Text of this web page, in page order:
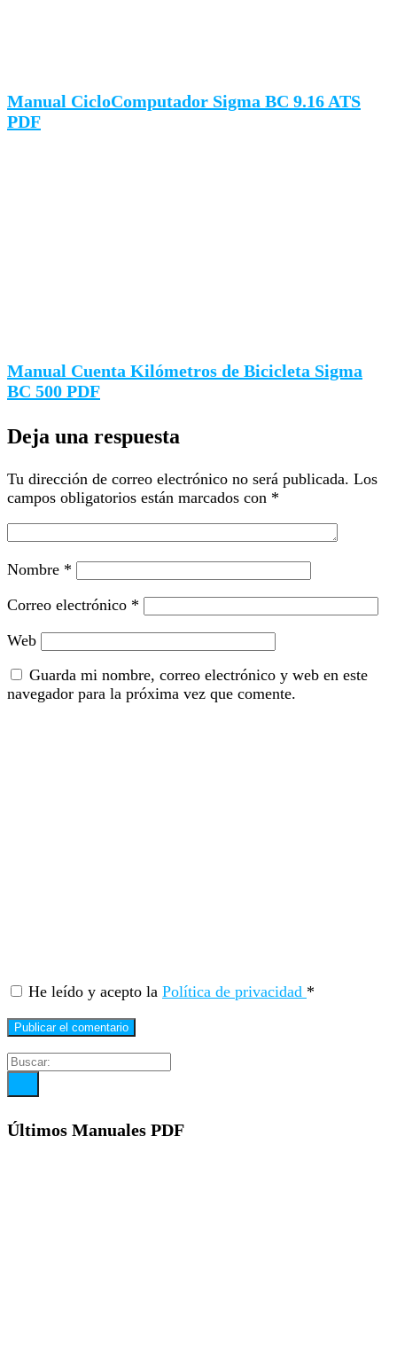
Manual CicloComputador Sigma BC 9.16 ATS
PDF
Manual Cuenta Kilómetros de Bicicleta Sigma
BC 500 PDF
Deja una respuesta
Tu dirección de correo electrónico no será publicada. Los
campos obligatorios están marcados con *
Nombre *
Correo electrónico *
Web
Guarda mi nombre, correo electrónico y web en este
navegador para la próxima vez que comente.
He leído y acepto la Política de privacidad *
Últimos Manuales PDF